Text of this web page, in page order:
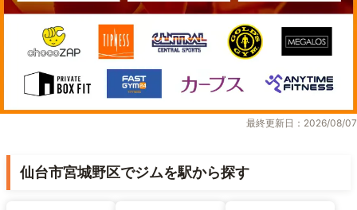
最終更新日：2026/08/07
仙台市宮城野区でジムを駅から探す